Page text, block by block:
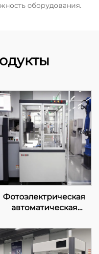
оборудования.
Фотоэлектрическая
автоматическая
чтения